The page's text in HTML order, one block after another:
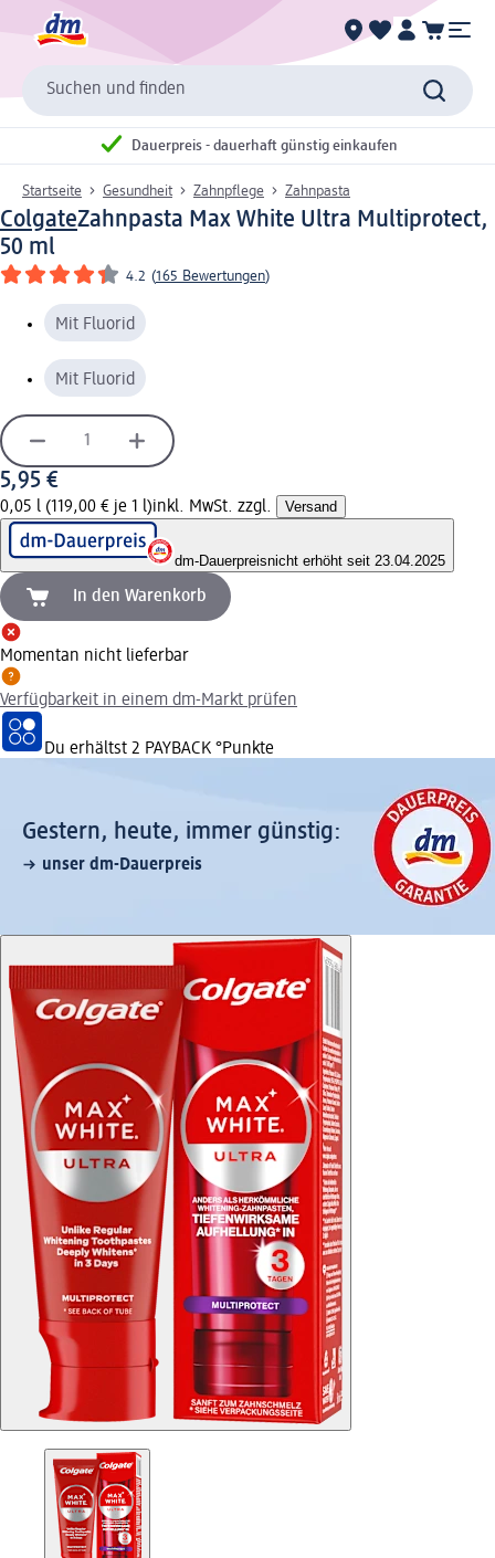
Suchen und finden
Dauerpreis - dauerhaft günstig einkaufen
Startseite Gesundheit Zahnpflege Zahnpasta
ColgateZahnpasta Max White Ultra Multiprotect,
50 ml
4.2 (165 Bewertungen)
Mit Fluorid
Mit Fluorid
5,95 €
0,05 l (119,00 € je 1 l)inkl. MwSt. zzgl. Versand
dm-Dauerpreisnicht erhöht seit 23.04.2025
In den Warenkorb
Momentan nicht lieferbar
Verfügbarkeit in einem dm-Markt prüfen
Du erhältst 2 PAYBACK °Punkte
Gestern, heute, immer günstig:
unser dm-Dauerpreis